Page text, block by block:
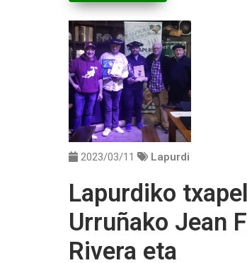
2023/03/11 Lapurdi
Lapurdiko
Urruñako Jean
Rivera eta